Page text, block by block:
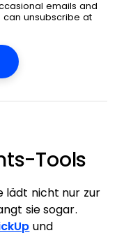
emails and
can unsubscribe at
Tools
lädt nicht nur zur
sie sogar.
und